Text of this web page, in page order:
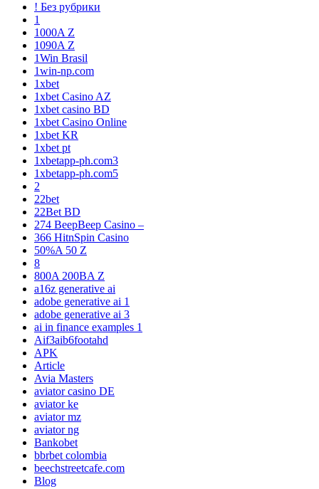
! Без рубрики
1
1000A Z
1090A Z
1Win Brasil
1win-np.com
1xbet
1xbet Casino AZ
1xbet casino BD
1xbet Casino Online
1xbet KR
1xbet pt
1xbetapp-ph.com3
1xbetapp-ph.com5
2
22bet
22Bet BD
274 BeepBeep Casino –
366 HitnSpin Casino
50%A 50 Z
8
800A 200BA Z
a16z generative ai
adobe generative ai 1
adobe generative ai 3
ai in finance examples 1
Aif3aib6footahd
APK
Article
Avia Masters
aviator casino DE
aviator ke
aviator mz
aviator ng
Bankobet
bbrbet colombia
beechstreetcafe.com
Blog